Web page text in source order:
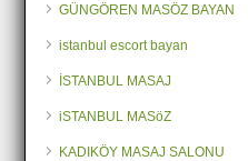
GÜNGÖREN MASÖZ BAYAN
istanbul escort bayan
İSTANBUL MASAJ
iSTANBUL MASöZ
KADIKÖY MASAJ SALONU